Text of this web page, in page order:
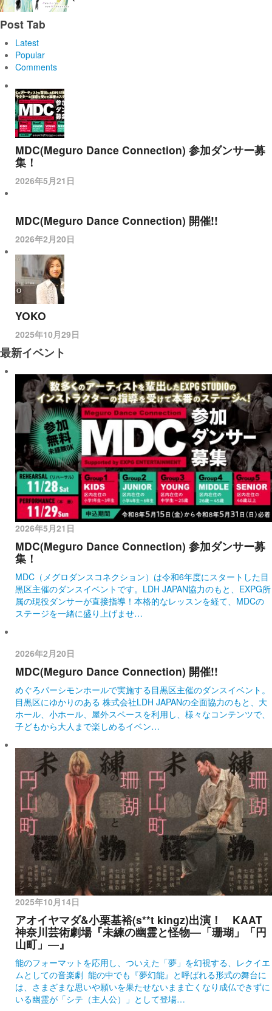
Post Tab
Latest
Popular
Comments
MDC(Meguro Dance Connection) 参加ダンサー募
集！
2026年5月21日
MDC(Meguro Dance Connection) 開催!!
2026年2月20日
YOKO
2025年10月29日
最新イベント
2026年5月21日
MDC(Meguro Dance Connection) 参加ダンサー募
集！
MDC（メグロダンスコネクション）は令和6年度にスタートした目
黒区主催のダンスイベントです。LDH JAPAN協力のもと、EXPG所
属の現役ダンサーが直接指導！本格的なレッスンを経て、MDCの
ステージを一緒に盛り上げませ…
2026年2月20日
MDC(Meguro Dance Connection) 開催!!
めぐろパーシモンホールで実施する目黒区主催のダンスイベント。
目黒区にゆかりのある 株式会社LDH JAPANの全面協力のもと、大
ホール、小ホール、屋外スペースを利用し、様々なコンテンツで、
子どもから大人まで楽しめるイベン…
2025年10月14日
アオイヤマダ&小栗基裕(s**t kingz)出演！ KAAT
神奈川芸術劇場『未練の幽霊と怪物―「珊瑚」「円
山町」―』
能のフォーマットを応用し、ついえた「夢」を幻視する、レクイエ
ムとしての音楽劇 能の中でも『夢幻能』と呼ばれる形式の舞台に
は、さまざまな思いや願いを果たせないまま亡くなり成仏できずに
いる幽霊が「シテ（主人公）」として登場…